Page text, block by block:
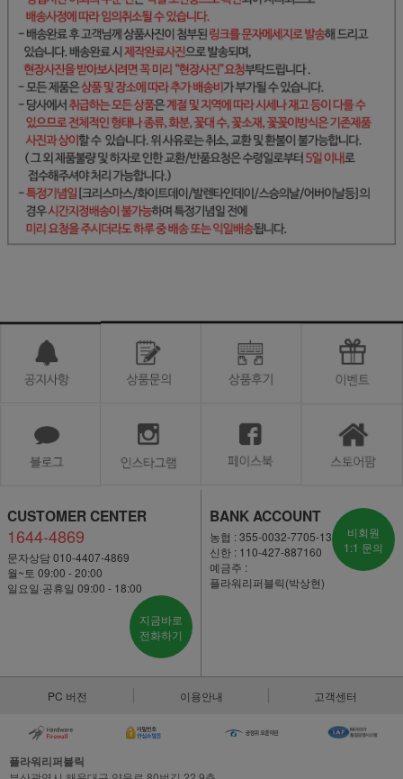
CUSTOMER CENTER
1644-4869
문자상담 010-4407-4869
월~토 09:00 - 20:00
일요일·공휴일 09:00 - 18:00
지금바로
전화하기
BANK ACCOUNT
농협 : 355-0032-7705-13
신한 : 110-427-887160
예금주 :
플라워리퍼블릭(박상현)
비회원
1:1 문의
PC 버전 이용안내 고객센터
플라워리퍼블릭